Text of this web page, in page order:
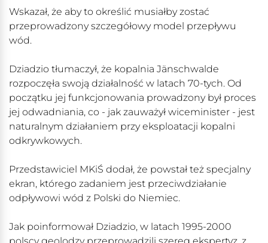
Wskazał, że aby to określić musiałby zostać
przeprowadzony szczegółowy model przepływu
wód.
Dziadzio tłumaczył, że kopalnia Jänschwalde
rozpoczęła swoją działalność w latach 70-tych. Od
początku jej funkcjonowania prowadzony był proces
jej odwadniania, co - jak zauważył wiceminister - jest
naturalnym działaniem przy eksploatacji kopalni
odkrywkowych.
Przedstawiciel MKiŚ dodał, że powstał też specjalny
ekran, którego zadaniem jest przeciwdziałanie
odpływowi wód z Polski do Niemiec.
Jak poinformował Dziadzio, w latach 1995-2000